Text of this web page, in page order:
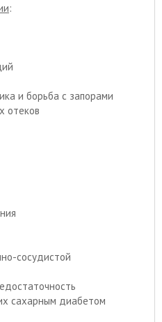
:
и борьба с запорами
отеков
сосудистой
сахарным диабетом